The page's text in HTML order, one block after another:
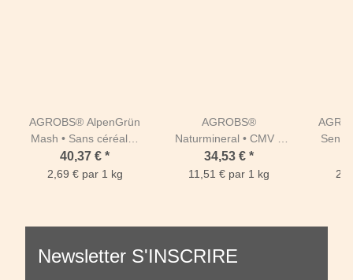
AGROBS® AlpenGrün
Mash • Sans céréales
Sac de 15 kg
40,37 € *
2,69 € par 1 kg
AGROBS®
Naturmineral • CMV 3
kg
34,53 € *
11,51 € par 1 kg
Newsletter S'INSCRIRE